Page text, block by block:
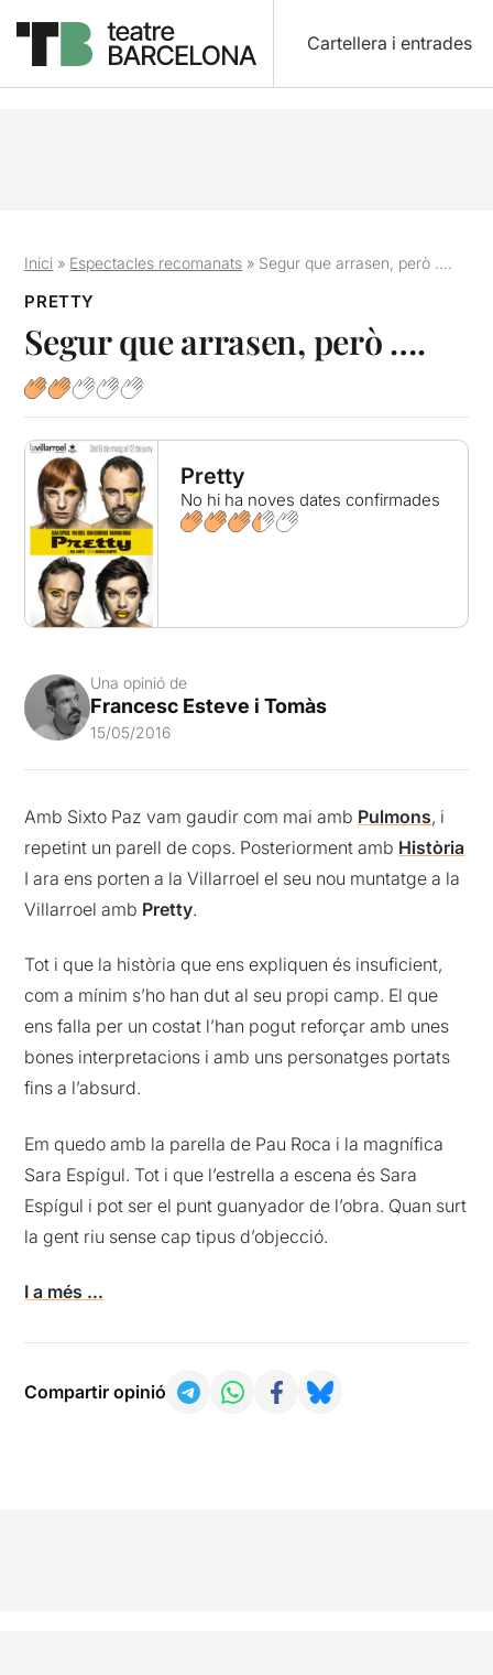
Cartellera i entrades
Inici » Espectacles recomanats » Segur que arrasen, però ….
PRETTY
Segur que arrasen, però ….
Pretty
No hi ha noves dates confirmades
Una opinió de
Francesc Esteve i Tomàs
15/05/2016
Amb Sixto Paz vam gaudir com mai amb Pulmons, i
repetint un parell de cops. Posteriorment amb Història
I ara ens porten a la Villarroel el seu nou muntatge a la
Villarroel amb Pretty.
Tot i que la història que ens expliquen és insuficient,
com a mínim s’ho han dut al seu propi camp. El que
ens falla per un costat l’han pogut reforçar amb unes
bones interpretacions i amb uns personatges portats
fins a l’absurd.
Em quedo amb la parella de Pau Roca i la magnífica
Sara Espígul. Tot i que l’estrella a escena és Sara
Espígul i pot ser el punt guanyador de l’obra. Quan surt
la gent riu sense cap tipus d’objecció.
I a més …
Compartir opinió